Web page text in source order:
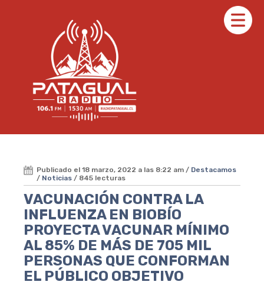
Publicado el 18 marzo, 2022 a las 8:22 am / Destacamos
/ Noticias / 845 lecturas
VACUNACIÓN CONTRA LA
INFLUENZA EN BIOBÍO
PROYECTA VACUNAR MÍNIMO
AL 85% DE MÁS DE 705 MIL
PERSONAS QUE CONFORMAN
EL PÚBLICO OBJETIVO